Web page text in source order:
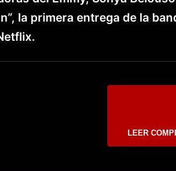
la primera entrega de la
LEER